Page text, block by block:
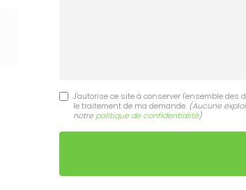
J'autorise ce site à conserver l'ensemble
le traitement de ma demande. (Aucune
notre politique de confidentialité)